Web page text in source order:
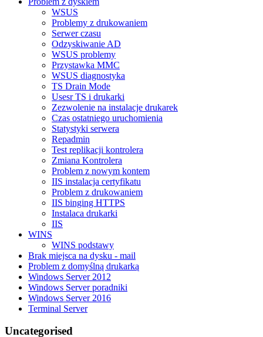
WSUS
Problemy z drukowaniem
Serwer czasu
Odzyskiwanie AD
WSUS problemy
Przystawka MMC
WSUS diagnostyka
TS Drain Mode
Usesr TS i drukarki
Zezwolenie na instalacje drukarek
Czas ostatniego uruchomienia
Statystyki serwera
Repadmin
Test replikacji kontrolera
Zmiana Kontrolera
Problem z nowym kontem
IIS instalacja certyfikatu
Problem z drukowaniem
IIS binging HTTPS
Instalaca drukarki
IIS
WINS
WINS podstawy
Brak miejsca na dysku - mail
Problem z domyślną drukarką
Windows Server 2012
Windows Server poradniki
Windows Server 2016
Terminal Server
Uncategorised